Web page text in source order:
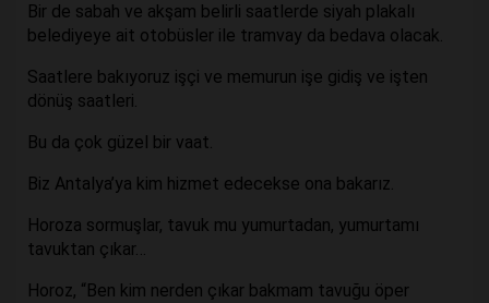
Bir de sabah ve akşam belirli saatlerde siyah plakalı
belediyeye ait otobüsler ile tramvay da bedava olacak.
Saatlere bakıyoruz işçi ve memurun işe gidiş ve işten
dönüş saatleri.
Bu da çok güzel bir vaat.
Biz Antalya’ya kim hizmet edecekse ona bakarız.
Horoza sormuşlar, tavuk mu yumurtadan, yumurtamı
tavuktan çıkar…
Horoz, “Ben kim nerden çıkar bakmam tavuğu öper